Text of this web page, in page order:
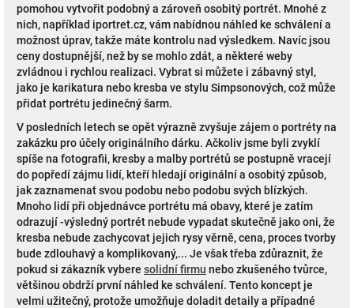
pomohou vytvořit podobný a zároveň osobitý portrét. Mnohé z
nich, například iportret.cz, vám nabídnou náhled ke schválení a
možnost úprav, takže máte kontrolu nad výsledkem. Navíc jsou
ceny dostupnější, než by se mohlo zdát, a některé weby
zvládnou i rychlou realizaci. Vybrat si můžete i zábavný styl,
jako je karikatura nebo kresba ve stylu Simpsonových, což může
přidat portrétu jedinečný šarm.
V posledních letech se opět výrazně zvyšuje zájem o portréty na
zakázku pro účely originálního dárku. Ačkoliv jsme byli zvyklí
spíše na fotografii, kresby a malby portrétů se postupně vracejí
do popředí zájmu lidí, kteří hledají originální a osobitý způsob,
jak zaznamenat svou podobu nebo podobu svých blízkých.
Mnoho lidí při objednávce portrétu má obavy, které je zatím
odrazují -výsledný portrét nebude vypadat skutečně jako oni, že
kresba nebude zachycovat jejich rysy věrně, cena, proces tvorby
bude zdlouhavý a komplikovaný,... Je však třeba zdůraznit, že
pokud si zákazník vybere solidní firmu nebo zkušeného tvůrce,
většinou obdrží první náhled ke schválení. Tento koncept je
velmi užitečný, protože umožňuje doladit detaily a případné